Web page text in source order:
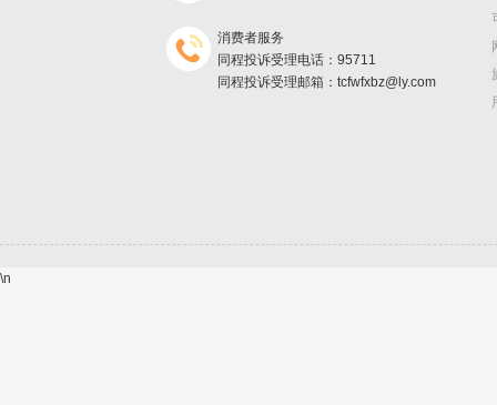
消费者服务
同程投诉受理电话：95711
同程投诉受理邮箱：tcfwfxbz@ly.com
\n